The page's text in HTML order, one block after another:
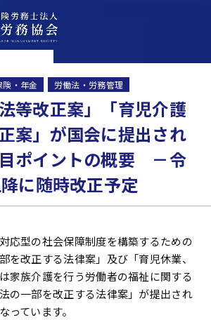
険・年金 労働法・労務管理
等改正案」「育児介護
案」が国会に提出され
ポイントの概要 －令
に随時改正予定
応型の社会保障制度を構築するための
を改正する法律案」及び「育児休業、
家族介護を行う労働者の福祉に関する
の一部を改正する法律案」が提出され
っています。